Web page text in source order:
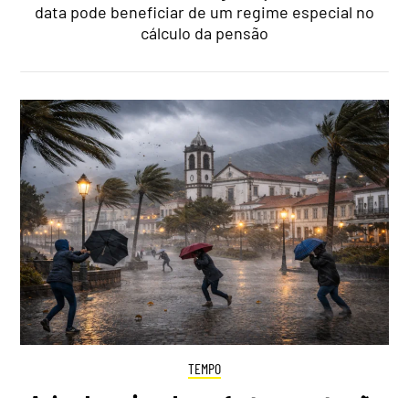
data pode beneficiar de um regime especial no
cálculo da pensão
TEMPO